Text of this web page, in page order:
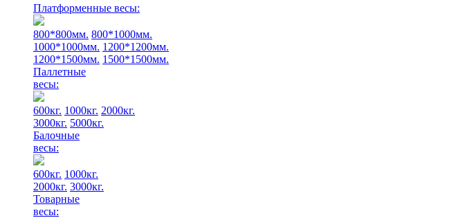
Платформенные весы:
800*800мм. 800*1000мм.
1000*1000мм. 1200*1200мм.
1200*1500мм. 1500*1500мм.
Паллетные
весы:
600кг. 1000кг. 2000кг.
3000кг. 5000кг.
Балочные
весы:
600кг. 1000кг.
2000кг. 3000кг.
Товарные
весы: